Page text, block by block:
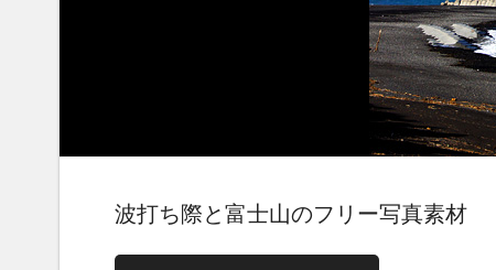
波打ち際と富士山のフリー写真素材